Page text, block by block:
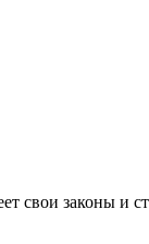
свои законы и